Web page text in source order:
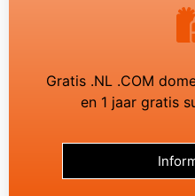
Gratis .NL .COM
en 1 jaar gratis